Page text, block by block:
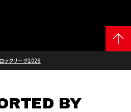
ックリーグ2026
BY